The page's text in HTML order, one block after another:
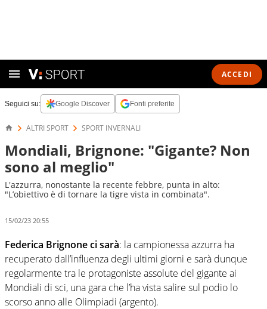
ACCEDI
Seguici su: Google Discover Fonti preferite
ALTRI SPORT SPORT INVERNALI
Mondiali, Brignone: "Gigante? Non
sono al meglio"
L'azzurra, nonostante la recente febbre, punta in alto:
"L’obiettivo è di tornare la tigre vista in combinata".
15/02/23 20:55
Federica Brignone ci sarà: la campionessa azzurra ha
recuperato dall’influenza degli ultimi giorni e sarà dunque
regolarmente tra le protagoniste assolute del gigante ai
Mondiali di sci, una gara che l’ha vista salire sul podio lo
scorso anno alle Olimpiadi (argento).